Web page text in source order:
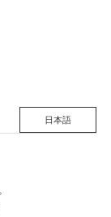
日本語